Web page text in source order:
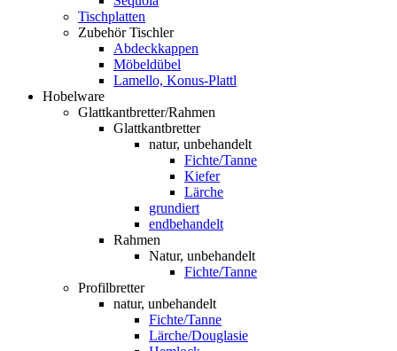
Tischplatten
Zubehör Tischler
Abdeckkappen
Möbeldübel
Lamello, Konus-Plattl
Hobelware
Glattkantbretter/Rahmen
Glattkantbretter
natur, unbehandelt
Fichte/Tanne
Kiefer
Lärche
grundiert
endbehandelt
Rahmen
Natur, unbehandelt
Fichte/Tanne
Profilbretter
natur, unbehandelt
Fichte/Tanne
Lärche/Douglasie